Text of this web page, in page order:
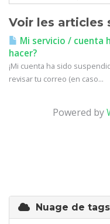
Voir les articles
Mi servicio / cuenta
hacer?
¡Mi cuenta ha sido
revisar tu correo (en caso...
Powered by
Nuage de tags